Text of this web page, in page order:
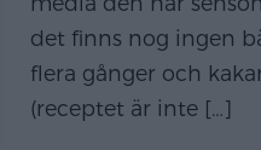
det finns nog ingen
flera gånger och
(receptet är inte […]